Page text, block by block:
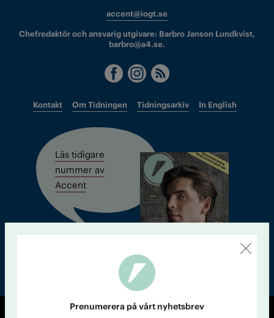
accent@iogt.se
Chefredaktör och ansvarig utgivare: Barbro Janson Lundkvist,
barbro@a4.se.
Kontakt Om Tidningen Tidningsarkiv In English
Läs tidigare
nummer av
Accent
Prenumerera på vårt nyhetsbrev